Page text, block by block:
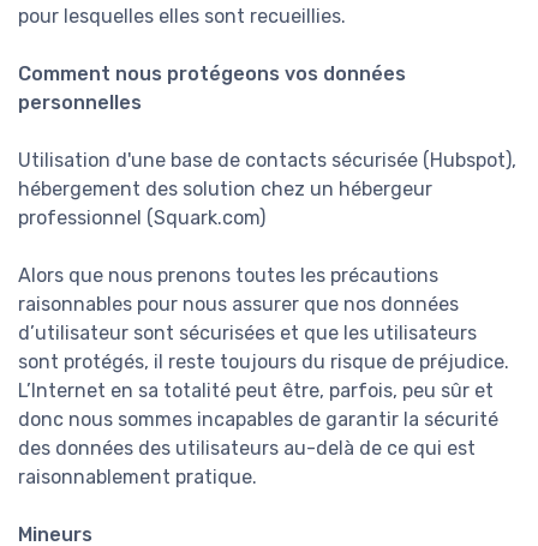
pour lesquelles elles sont recueillies.
Comment nous protégeons vos données
personnelles
Utilisation d'une base de contacts sécurisée (Hubspot),
hébergement des solution chez un hébergeur
professionnel (Squark.com)
Alors que nous prenons toutes les précautions
raisonnables pour nous assurer que nos données
d’utilisateur sont sécurisées et que les utilisateurs
sont protégés, il reste toujours du risque de préjudice.
L’Internet en sa totalité peut être, parfois, peu sûr et
donc nous sommes incapables de garantir la sécurité
des données des utilisateurs au-delà de ce qui est
raisonnablement pratique.
Mineurs